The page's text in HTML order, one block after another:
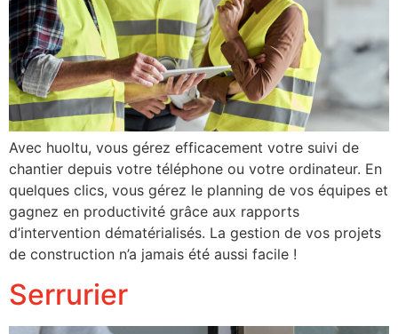
Avec huoltu, vous gérez efficacement votre suivi de
chantier depuis votre téléphone ou votre ordinateur. En
quelques clics, vous gérez le planning de vos équipes et
gagnez en productivité grâce aux rapports
d’intervention dématérialisés. La gestion de vos projets
de construction n’a jamais été aussi facile !
Serrurier